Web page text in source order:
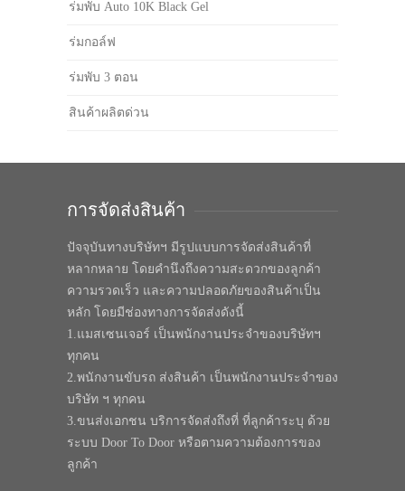
ร่มพับ Auto 10K Black Gel
ร่มกอล์ฟ
ร่มพับ 3 ตอน
สินค้าผลิตด่วน
การจัดส่งสินค้า
ปัจจุบันทางบริษัทฯ มีรูปแบบการจัดส่งสินค้าที่
หลากหลาย โดยคำนึงถึงความสะดวกของลูกค้า
ความรวดเร็ว และความปลอดภัยของสินค้าเป็น
หลัก โดยมีช่องทางการจัดส่งดังนี้
1.แมสเซนเจอร์ เป็นพนักงานประจำของบริษัทฯ
ทุกคน
2.พนักงานขับรถ ส่งสินค้า เป็นพนักงานประจำของ
บริษัท ฯ ทุกคน
3.ขนส่งเอกชน บริการจัดส่งถึงที่ ที่ลูกค้าระบุ ด้วย
ระบบ Door To Door หรือตามความต้องการของ
ลูกค้า